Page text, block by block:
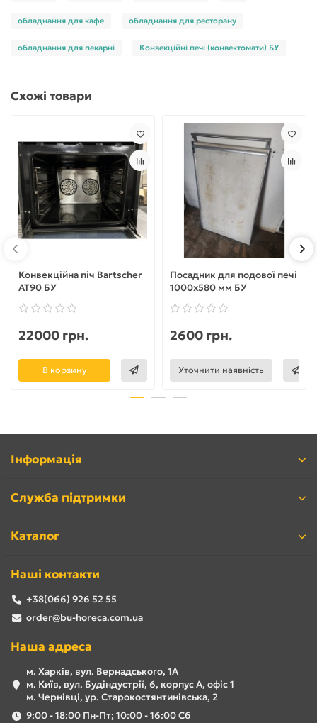
обладнання для кафе обладнання для ресторану
обладнання для пекарні Конвекційні печі (конвектомати) БУ
Схожі товари
Конвекційна піч Bartscher
AT90 БУ
22000 грн.
В корзину
Посадник для подової печі
1000х580 мм БУ
2600 грн.
Уточнити наявність
Інформація
Служба підтримки
Каталог
Наші контакти
+38(066) 926 52 55
order@bu-horeca.com.ua
Наша адреса
м. Харків, вул. Вернадського, 1А
м. Київ, вул. Будіндустрії, 6, корпус А, офіс 1
м. Чернівці, ур. Старокостянтинівська, 2
9:00 - 18:00 Пн-Пт; 10:00 - 16:00 Сб